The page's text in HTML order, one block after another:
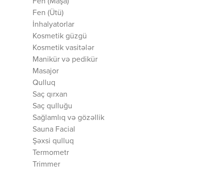
Fen (Ütü)
İnhalyatorlar
Kosmetik güzgü
Kosmetik vasitələr
Manikür və pedikür
Masajor
Qulluq
Saç qırxan
Saç qulluğu
Sağlamlıq və gözəllik
Sauna Facial
Şəxsi qulluq
Termometr
Trimmer